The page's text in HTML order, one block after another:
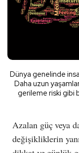
Dünya genelinde
Daha uzun
gerileme riski gibi
Azalan güç veya
değişikliklerin